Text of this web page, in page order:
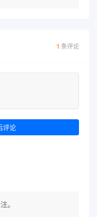
1 条评论
评论
。